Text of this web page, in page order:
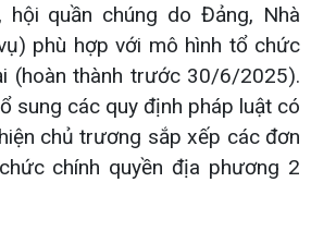
quần chúng do Đảng, Nhà
phù hợp với mô hình tổ chức
(hoàn thành trước 30/6/2025).
sung các quy định pháp luật có
chủ trương sắp xếp các đơn
chính quyền địa phương 2